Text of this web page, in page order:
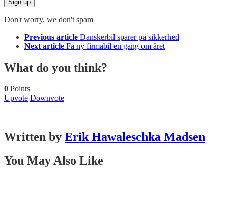
Don't worry, we don't spam
more
Previous article Danskerbil sparer på sikkerhed
Next article Få ny firmabil en gang om året
What do you think?
0 Points
Upvote Downvote
Written by Erik Hawaleschka Madsen
You May Also Like